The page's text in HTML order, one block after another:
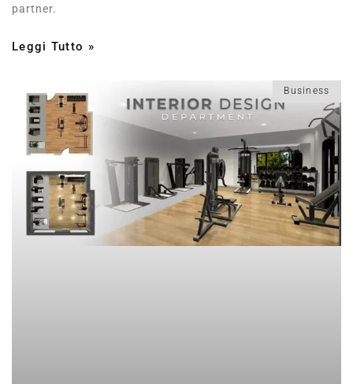
partner.
Leggi Tutto »
Business